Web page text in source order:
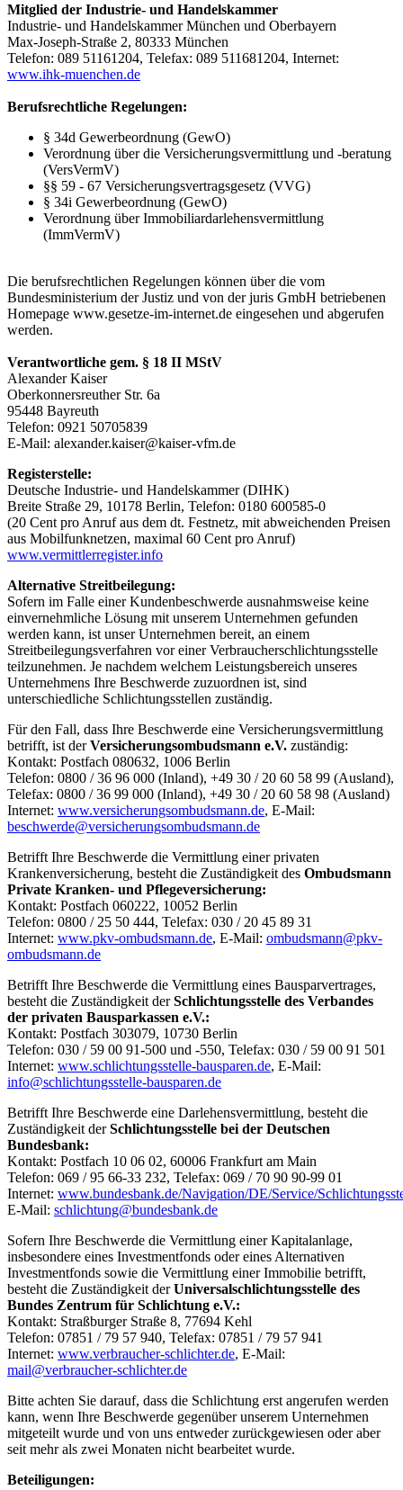
Mitglied der Industrie- und Handelskammer
Industrie- und Handelskammer München und Oberbayern
Max-Joseph-Straße 2, 80333 München
Telefon: 089 51161204, Telefax: 089 511681204, Internet:
www.ihk-muenchen.de
Berufsrechtliche Regelungen:
§ 34d Gewerbeordnung (GewO)
Verordnung über die Versicherungsvermittlung und -beratung
(VersVermV)
§§ 59 - 67 Versicherungsvertragsgesetz (VVG)
§ 34i Gewerbeordnung (GewO)
Verordnung über Immobiliardarlehensvermittlung
(ImmVermV)
Die berufsrechtlichen Regelungen können über die vom
Bundesministerium der Justiz und von der juris GmbH betriebenen
Homepage www.gesetze-im-internet.de eingesehen und abgerufen
werden.
Verantwortliche gem. § 18 II MStV
Alexander Kaiser
Oberkonnersreuther Str. 6a
95448 Bayreuth
Telefon: 0921 50705839
E-Mail: alexander.kaiser@kaiser-vfm.de
Registerstelle:
Deutsche Industrie- und Handelskammer (DIHK)
Breite Straße 29, 10178 Berlin, Telefon: 0180 600585-0
(20 Cent pro Anruf aus dem dt. Festnetz, mit abweichenden Preisen
aus Mobilfunknetzen, maximal 60 Cent pro Anruf)
www.vermittlerregister.info
Alternative Streitbeilegung:
Sofern im Falle einer Kundenbeschwerde ausnahmsweise keine
einvernehmliche Lösung mit unserem Unternehmen gefunden
werden kann, ist unser Unternehmen bereit, an einem
Streitbeilegungsverfahren vor einer Verbraucherschlichtungsstelle
teilzunehmen. Je nachdem welchem Leistungsbereich unseres
Unternehmens Ihre Beschwerde zuzuordnen ist, sind
unterschiedliche Schlichtungsstellen zuständig.
Für den Fall, dass Ihre Beschwerde eine Versicherungsvermittlung
betrifft, ist derVersicherungsombudsmann e.V. zuständig:
Kontakt: Postfach 080632, 1006 Berlin
Telefon: 0800 / 36 96 000 (Inland), +49 30 / 20 60 58 99 (Ausland),
Telefax: 0800 / 36 99 000 (Inland), +49 30 / 20 60 58 98 (Ausland)
Internet: www.versicherungsombudsmann.de, E-Mail:
beschwerde@versicherungsombudsmann.de
Betrifft Ihre Beschwerde die Vermittlung einer privaten
Krankenversicherung, besteht die Zuständigkeit des Ombudsmann
Private Kranken- und Pflegeversicherung:
Kontakt: Postfach 060222, 10052 Berlin
Telefon: 0800 / 25 50 444, Telefax: 030 / 20 45 89 31
Internet: www.pkv-ombudsmann.de, E-Mail: ombudsmann@pkv-
ombudsmann.de
Betrifft Ihre Beschwerde die Vermittlung eines Bausparvertrages,
besteht die Zuständigkeit derSchlichtungsstelle des Verbandes
der privaten Bausparkassen e.V.:
Kontakt: Postfach 303079, 10730 Berlin
Telefon: 030 / 59 00 91-500 und -550, Telefax: 030 / 59 00 91 501
Internet: www.schlichtungsstelle-bausparen.de, E-Mail:
info@schlichtungsstelle-bausparen.de
Betrifft Ihre Beschwerde eine Darlehensvermittlung, besteht die
Zuständigkeit derSchlichtungsstelle bei der Deutschen
Bundesbank:
Kontakt: Postfach 10 06 02, 60006 Frankfurt am Main
Telefon: 069 / 95 66-33 232, Telefax: 069 / 70 90 90-99 01
Internet: www.bundesbank.de/Navigation/DE/Service/
E-Mail: schlichtung@bundesbank.de
Sofern Ihre Beschwerde die Vermittlung einer Kapitalanlage,
insbesondere eines Investmentfonds oder eines Alternativen
Investmentfonds sowie die Vermittlung einer Immobilie betrifft,
besteht die Zuständigkeit derUniversalschlichtungsstelle des
Bundes Zentrum für Schlichtung e.V.:
Kontakt: Straßburger Straße 8, 77694 Kehl
Telefon: 07851 / 79 57 940, Telefax: 07851 / 79 57 941
Internet: www.verbraucher-schlichter.de, E-Mail:
mail@verbraucher-schlichter.de
Bitte achten Sie darauf, dass die Schlichtung erst angerufen werden
kann, wenn Ihre Beschwerde gegenüber unserem Unternehmen
mitgeteilt wurde und von uns entweder zurückgewiesen oder aber
seit mehr als zwei Monaten nicht bearbeitet wurde.
Beteiligungen: